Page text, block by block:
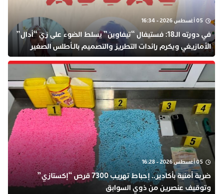
05 أغسطس 2026 - 16:34
في دورته الـ18: فستيفال “تيفاوين” يسلط الضوء على زي “أدال”
الأمازيغي ويكرم رائدات التطريز والتصميم بالـأطلس الصغير
05 أغسطس 2026 - 16:28
ضربة أمنية بأكادير.. إحباط تهريب 7300 قرص “إكستازي”
وتوقيف عنصرين من ذوي السوابق